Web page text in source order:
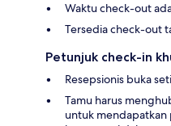
Waktu check-out
Tersedia check-out
Petunjuk check-in
Resepsionis buka
Tamu harus
untuk mendapatkan